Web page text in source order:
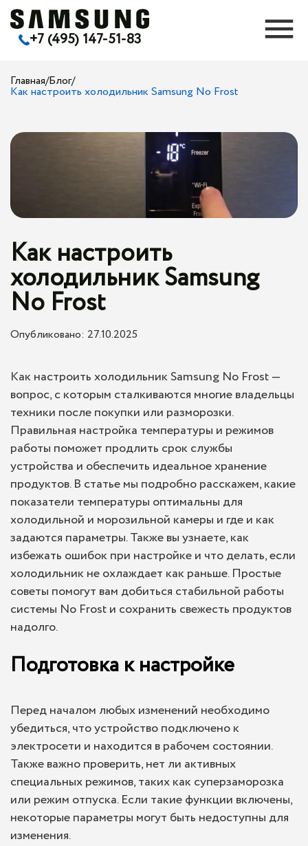
+7 (495) 147-51-83
Главная/Блог/
Как настроить холодильник Samsung No Frost
Как настроить
холодильник Samsung
No Frost
Опубликовано: 27.10.2025
Как настроить холодильник Samsung No Frost —
вопрос, с которым сталкиваются многие владельцы
техники после покупки или разморозки.
Правильная настройка температуры и режимов
работы поможет продлить срок службы
устройства и обеспечить идеальное хранение
продуктов. В статье мы подробно расскажем, какие
показатели температуры оптимальны для
холодильной и морозильной камеры и где и как
задаются параметры. Также вы узнаете, как
избежать ошибок при настройке и что делать, если
холодильник не охлаждает как раньше. Простые
советы помогут вам добиться стабильной работы
системы No Frost и сохранить свежесть продуктов
надолго.
Подготовка к настройке
Перед началом любых изменений необходимо
убедиться, что устройство подключено к
электросети и находится в рабочем состоянии.
Также важно проверить, нет ли активных
специальных режимов, таких как суперзаморозка
или режим отпуска. Если такие функции включены,
некоторые параметры могут быть недоступны для
изменения.